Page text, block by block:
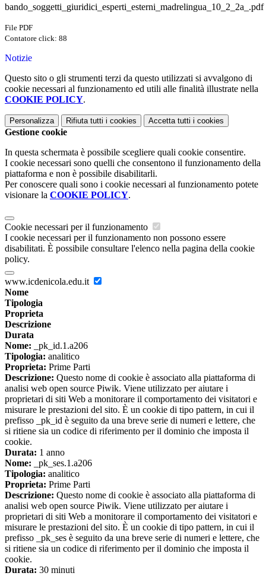
bando_soggetti_giuridici_esperti_esterni_madrelingua_10_2_2a_.pdf
File PDF
Contatore click: 88
Notizie
Questo sito o gli strumenti terzi da questo utilizzati si avvalgono di
cookie necessari al funzionamento ed utili alle finalità illustrate nella
COOKIE POLICY.
Personalizza Rifiuta tutti i cookies Accetta tutti i cookies
Gestione cookie
In questa schermata è possibile scegliere quali cookie consentire.
I cookie necessari sono quelli che consentono il funzionamento della
piattaforma e non è possibile disabilitarli.
Per conoscere quali sono i cookie necessari al funzionamento potete
visionare la COOKIE POLICY.
Cookie necessari per il funzionamento
I cookie necessari per il funzionamento non possono essere
disabilitati. È possibile consultare l'elenco nella pagina della cookie
policy.
www.icdenicola.edu.it
Nome
Tipologia
Proprieta
Descrizione
Durata
Nome: _pk_id.1.a206
Tipologia: analitico
Proprieta: Prime Parti
Descrizione: Questo nome di cookie è associato alla piattaforma di
analisi web open source Piwik. Viene utilizzato per aiutare i
proprietari di siti Web a monitorare il comportamento dei visitatori e
misurare le prestazioni del sito. È un cookie di tipo pattern, in cui il
prefisso _pk_id è seguito da una breve serie di numeri e lettere, che
si ritiene sia un codice di riferimento per il dominio che imposta il
cookie.
Durata: 1 anno
Nome: _pk_ses.1.a206
Tipologia: analitico
Proprieta: Prime Parti
Descrizione: Questo nome di cookie è associato alla piattaforma di
analisi web open source Piwik. Viene utilizzato per aiutare i
proprietari di siti Web a monitorare il comportamento dei visitatori e
misurare le prestazioni del sito. È un cookie di tipo pattern, in cui il
prefisso _pk_ses è seguito da una breve serie di numeri e lettere, che
si ritiene sia un codice di riferimento per il dominio che imposta il
cookie.
Durata: 30 minuti